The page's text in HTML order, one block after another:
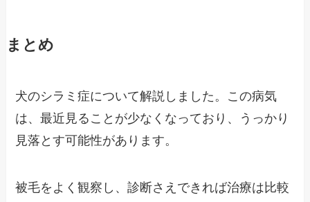
まとめ
犬のシラミ症について解説しました。この病気
は、最近見ることが少なくなっており、うっかり
見落とす可能性があります。
被毛をよく観察し、診断さえできれば治療は比較